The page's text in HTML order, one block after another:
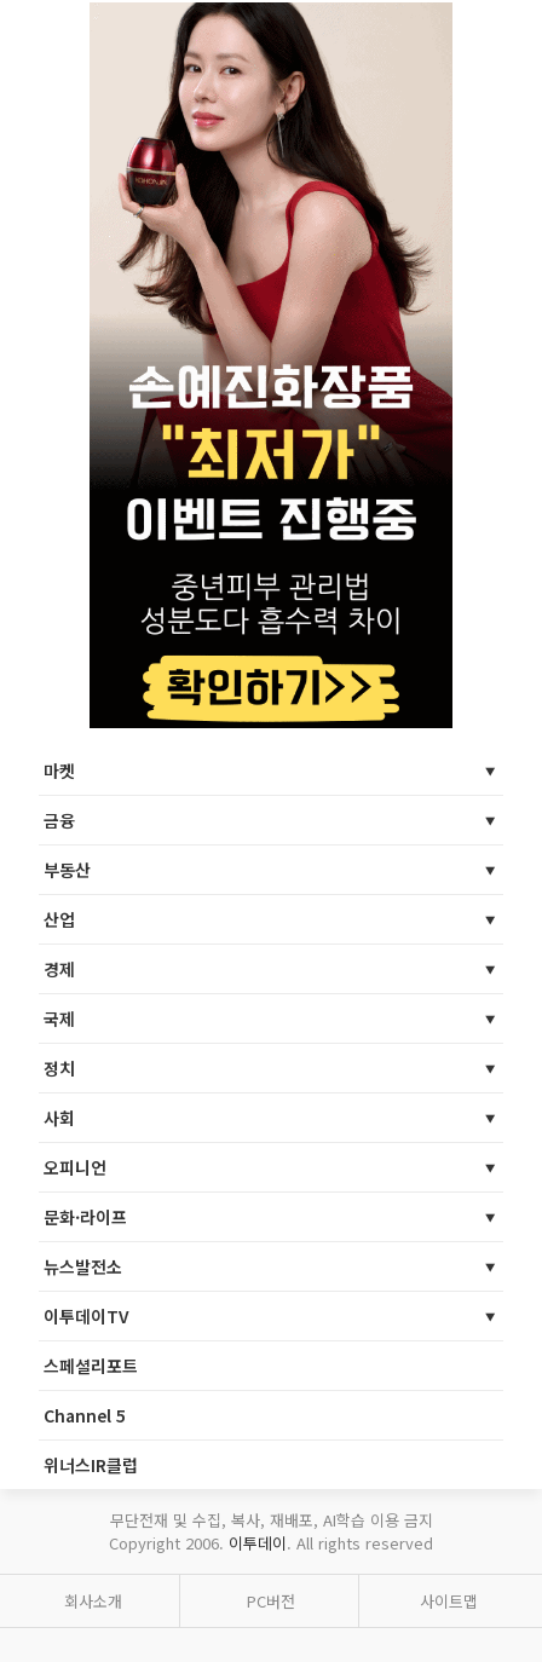
마켓
금융
부동산
산업
경제
국제
정치
사회
오피니언
문화·라이프
뉴스발전소
이투데이TV
스페셜리포트
Channel 5
위너스IR클럽
무단전재 및 수집, 복사, 재배포, AI학습 이용 금지
Copyright 2006. 이투데이. All rights reserved
회사소개 PC버전 사이트맵